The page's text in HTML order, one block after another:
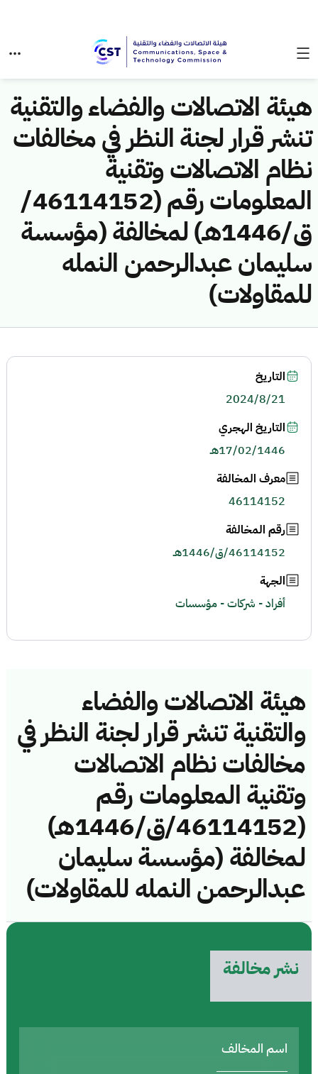
هيئة الاتصالات والفضاء والتقنية
تنشر قرار لجنة النظر في مخالفات
نظام الاتصالات وتقنية
المعلومات رقم (46114152/
ق/1446هـ) لمخالفة (مؤسسة
سليمان عبدالرحمن النمله
للمقاولات)
هيئة الاتصالات والفضاء
والتقنية تنشر قرار لجنة النظر في
مخالفات نظام الاتصالات
وتقنية المعلومات رقم
(46114152/ق/1446هـ)
لمخالفة (مؤسسة سليمان
عبدالرحمن النمله للمقاولات)
نشر مخالفة
اسم المخالف
التاريخ
2024/8/21
التاريخ الهجري
17/02/1446هـ
معرف المخالفة
46114152
رقم المخالفة
46114152/ق/1446هـ
الجهة
أفراد - شركات - مؤسسات